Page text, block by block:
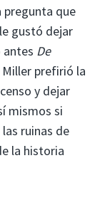
pregunta que
gustó dejar
antes De
prefirió la
y dejar
mismos si
ruinas de
la historia